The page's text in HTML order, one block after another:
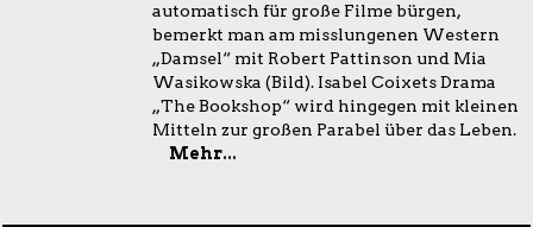
automatisch für große Filme bürgen,
bemerkt man am misslungenen Western
„Damsel“ mit Robert Pattinson und Mia
Wasikowska (Bild). Isabel Coixets Drama
„The Bookshop“ wird hingegen mit kleinen
Mitteln zur großen Parabel über das Leben.
Mehr...